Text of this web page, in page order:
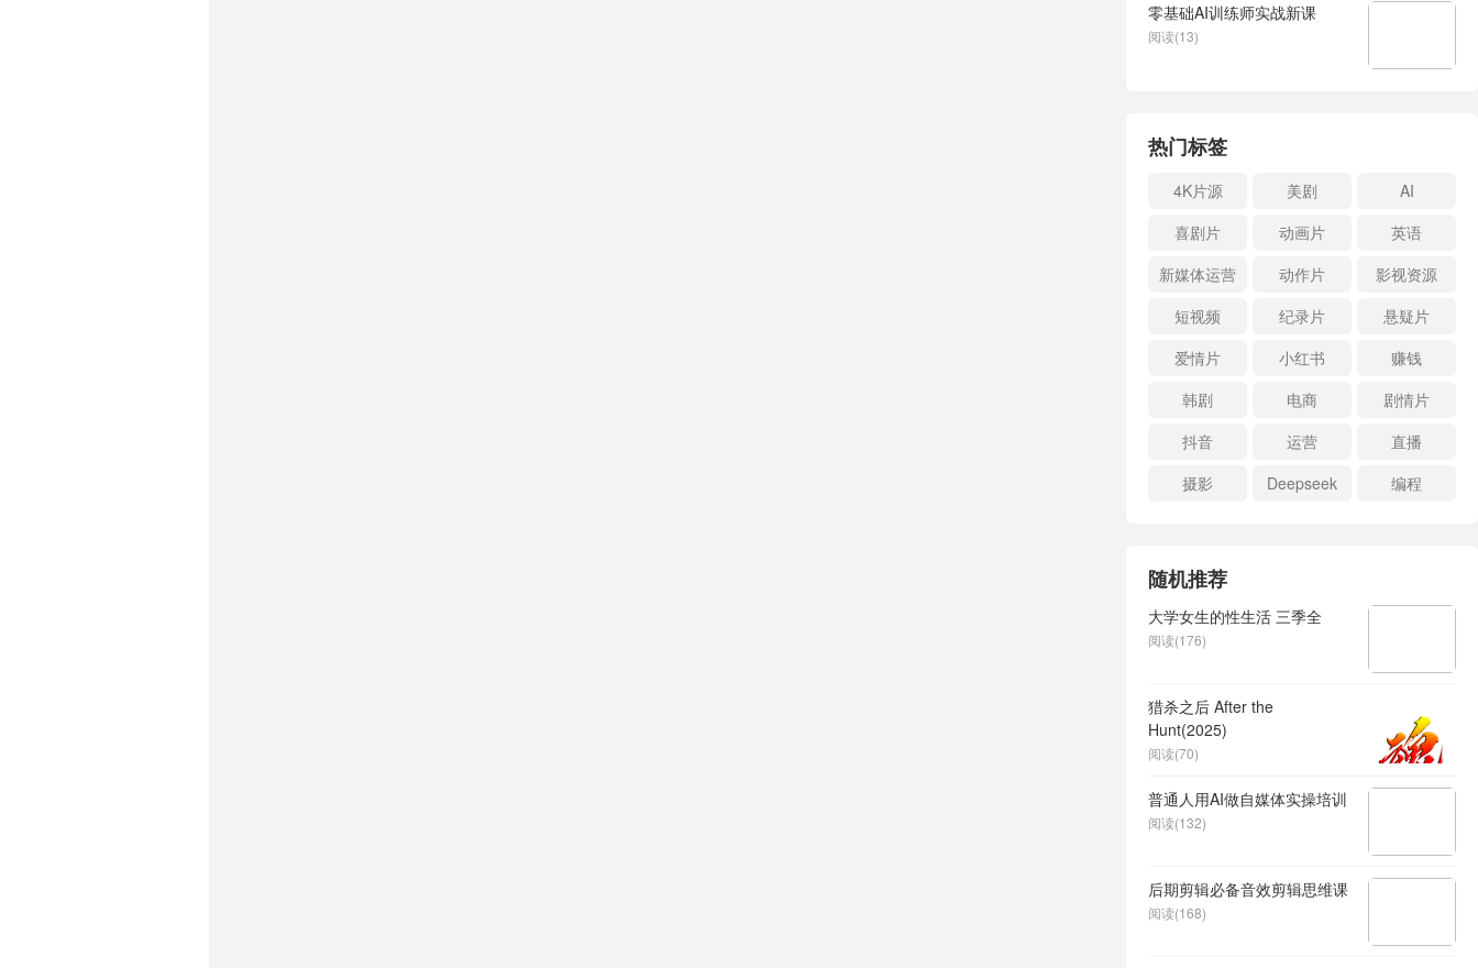
零基础AI训练师实战新课
阅读(13)
热门标签
4K片源 美剧
AI
喜剧片
动画片
英语
新媒体运营
动作片
影视资源
短视频
纪录片
悬疑片
爱情片
小红书
赚钱
韩剧
电商
剧情片
抖音
运营
直播
摄影
Deepseek 编程
随机推荐
大学女生的性生活 三季全
阅读(176)
猎杀之后 After the
Hunt(2025)
阅读(70)
普通人用AI做自媒体实操培训
阅读(132)
后期剪辑必备音效剪辑思维课
阅读(168)